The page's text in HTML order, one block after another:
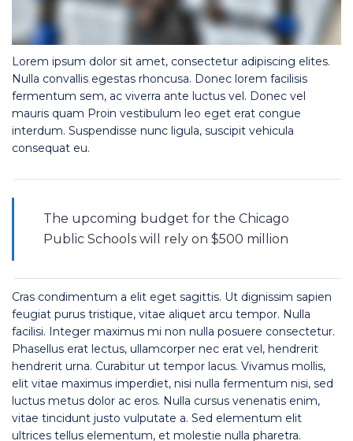
Lorem ipsum dolor sit amet, consectetur adipiscing elites.
Nulla convallis egestas rhoncusa. Donec lorem facilisis
fermentum sem, ac viverra ante luctus vel. Donec vel
mauris quam Proin vestibulum leo eget erat congue
interdum. Suspendisse nunc ligula, suscipit vehicula
consequat eu.
The upcoming budget for the Chicago
Public Schools will rely on $500 million
Cras condimentum a elit eget sagittis. Ut dignissim sapien
feugiat purus tristique, vitae aliquet arcu tempor. Nulla
facilisi. Integer maximus mi non nulla posuere consectetur.
Phasellus erat lectus, ullamcorper nec erat vel, hendrerit
hendrerit urna. Curabitur ut tempor lacus. Vivamus mollis,
elit vitae maximus imperdiet, nisi nulla fermentum nisi, sed
luctus metus dolor ac eros. Nulla cursus venenatis enim,
vitae tincidunt justo vulputate a. Sed elementum elit
ultrices tellus elementum, et molestie nulla pharetra.